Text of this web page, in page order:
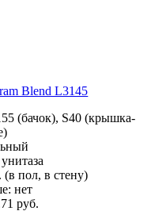
Blend L3145
(бачок), S40 (крышка-
пол, в стену)
нет
руб.